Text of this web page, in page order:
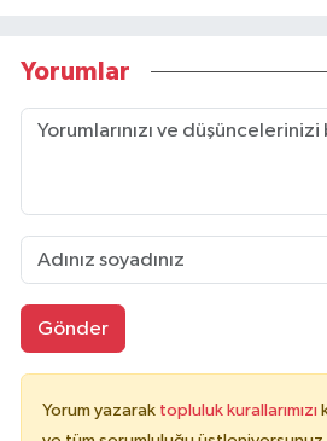
Yorumlar
Gönder
Yorum yazarak topluluk kurallarımızı